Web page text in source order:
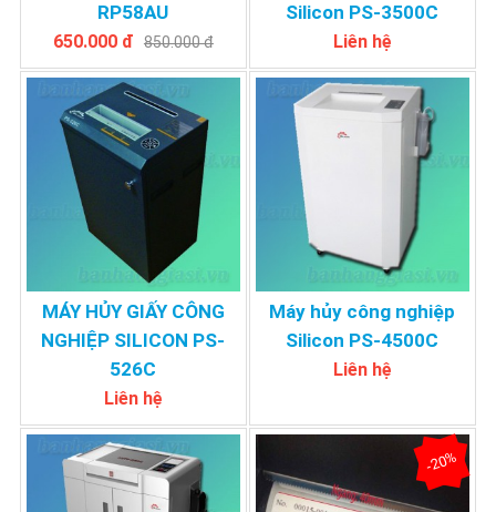
RP58AU
650.000 đ 850.000 đ
Silicon PS-3500C
Liên hệ
MÁY HỦY GIẤY CÔNG
NGHIỆP SILICON PS-
526C
Liên hệ
Máy hủy công nghiệp
Silicon PS-4500C
Liên hệ
-20%